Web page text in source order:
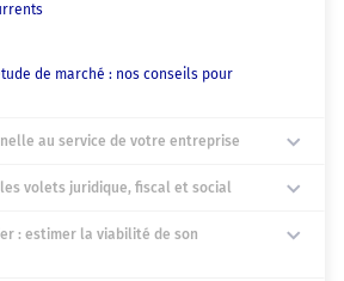
de marché : nos conseils pour
au service de votre entreprise
volets juridique, fiscal et social
: estimer la viabilité de son